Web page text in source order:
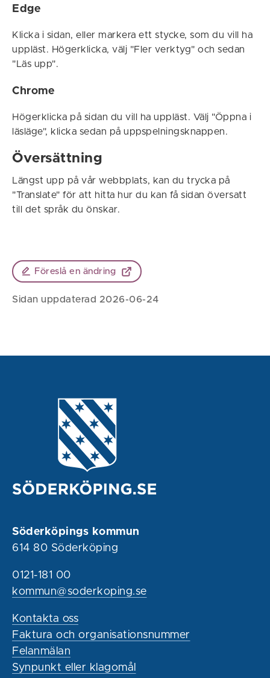
Edge
Klicka i sidan, eller markera ett stycke, som du vill ha
uppläst. Högerklicka, välj "Fler verktyg" och sedan
"Läs upp".
Chrome
Högerklicka på sidan du vill ha uppläst. Välj "Öppna i
läsläge", klicka sedan på uppspelningsknappen.
Översättning
Längst upp på vår webbplats, kan du trycka på
"Translate" för att hitta hur du kan få sidan översatt
till det språk du önskar.
Föreslå en ändring
Sidan uppdaterad 2026-06-24
Söderköpings kommun
614 80 Söderköping
0121-181 00
kommun@soderkoping.se
Kontakta oss
Faktura och organisationsnummer
Felanmälan
Synpunkt eller klagomål